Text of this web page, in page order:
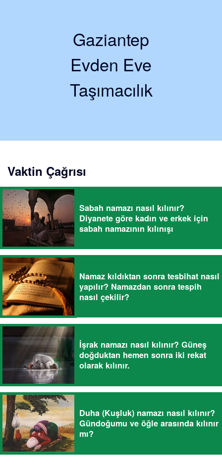
Gaziantep
Evden Eve
Taşımacılık
Vaktin Çağrısı
Sabah namazı nasıl kılınır?
Diyanete göre kadın ve erkek için
sabah namazının kılınışı
Namaz kıldıktan sonra tesbihat nasıl
yapılır? Namazdan sonra tespih
nasıl çekilir?
İşrak namazı nasıl kılınır? Güneş
doğduktan hemen sonra iki rekat
olarak kılınır.
Duha (Kuşluk) namazı nasıl kılınır?
Gündoğumu ve öğle arasında kılınır
mı?